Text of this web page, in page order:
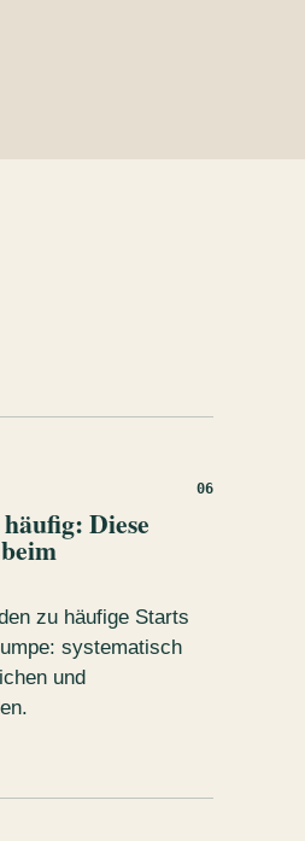
06
Diese
zu häufige Starts
systematisch
und